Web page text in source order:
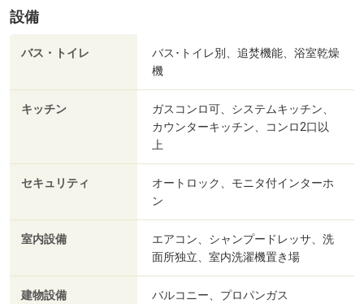
設備
バス・トイレ
バス･トイレ別、追焚機能、浴室乾燥
機
キッチン
ガスコンロ可、システムキッチン、
カウンターキッチン、コンロ2口以
上
セキュリティ
オートロック、モニタ付インターホ
ン
室内設備
エアコン、シャンプードレッサ、洗
面所独立、室内洗濯機置き場
建物設備 バルコニー、プロパンガス